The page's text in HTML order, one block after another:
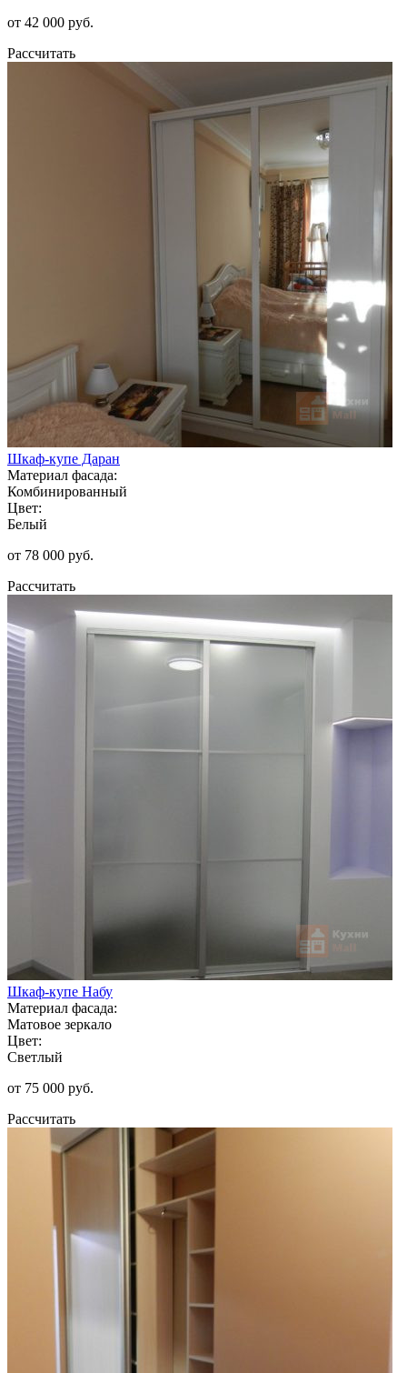
от 42 000 руб.
Рассчитать
Шкаф-купе Даран
Материал фасада:
Комбинированный
Цвет:
Белый
от 78 000 руб.
Рассчитать
Шкаф-купе Набу
Материал фасада:
Матовое зеркало
Цвет:
Светлый
от 75 000 руб.
Рассчитать